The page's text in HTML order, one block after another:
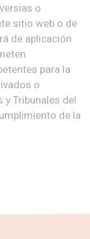
o
sitio web o de
de aplicación
para la
o
Tribunales del
de la